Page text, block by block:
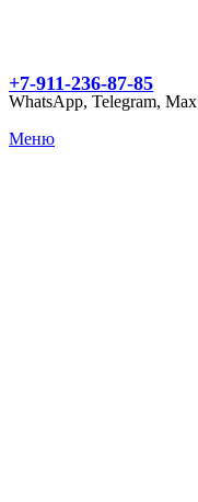
+7-911-236-87-85
WhatsApp, Telegram, Max
Меню